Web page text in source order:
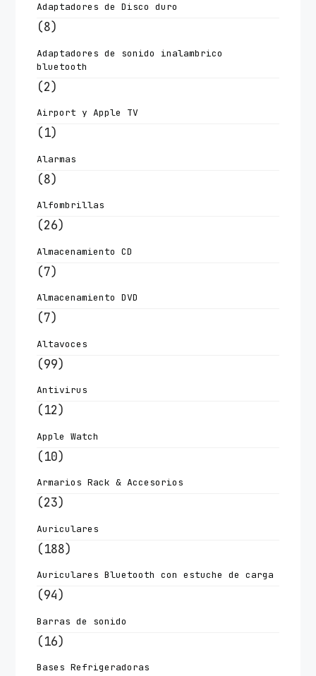
Adaptadores de Disco duro
(8)
Adaptadores de sonido inalambrico
bluetooth
(2)
Airport y Apple TV
(1)
Alarmas
(8)
Alfombrillas
(26)
Almacenamiento CD
(7)
Almacenamiento DVD
(7)
Altavoces
(99)
Antivirus
(12)
Apple Watch
(10)
Armarios Rack & Accesorios
(23)
Auriculares
(188)
Auriculares Bluetooth con estuche de carga
(94)
Barras de sonido
(16)
Bases Refrigeradoras